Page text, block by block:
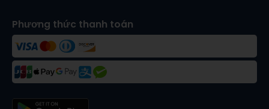
Phương thức thanh toán